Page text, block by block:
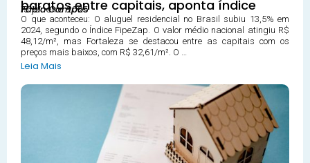
baratos entre capitais, aponta índice
15 janeiro 2025
Fábio Campos
O que aconteceu: O aluguel residencial no Brasil subiu 13,5% em
2024, segundo o Índice FipeZap. O valor médio nacional atingiu R$
48,12/m², mas Fortaleza se destacou entre as capitais com os
preços mais baixos, com R$ 32,61/m². O …
Leia Mais